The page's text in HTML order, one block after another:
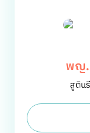
พญ.
สูติน